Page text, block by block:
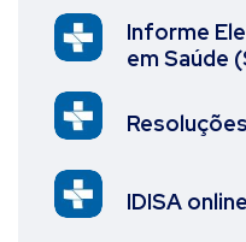
Informe
em Saúde
IDISA online